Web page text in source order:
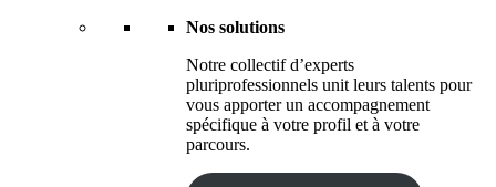
Nos solutions
Notre collectif d’experts
pluriprofessionnels unit leurs talents pour
vous apporter un accompagnement
spécifique à votre profil et à votre
parcours.